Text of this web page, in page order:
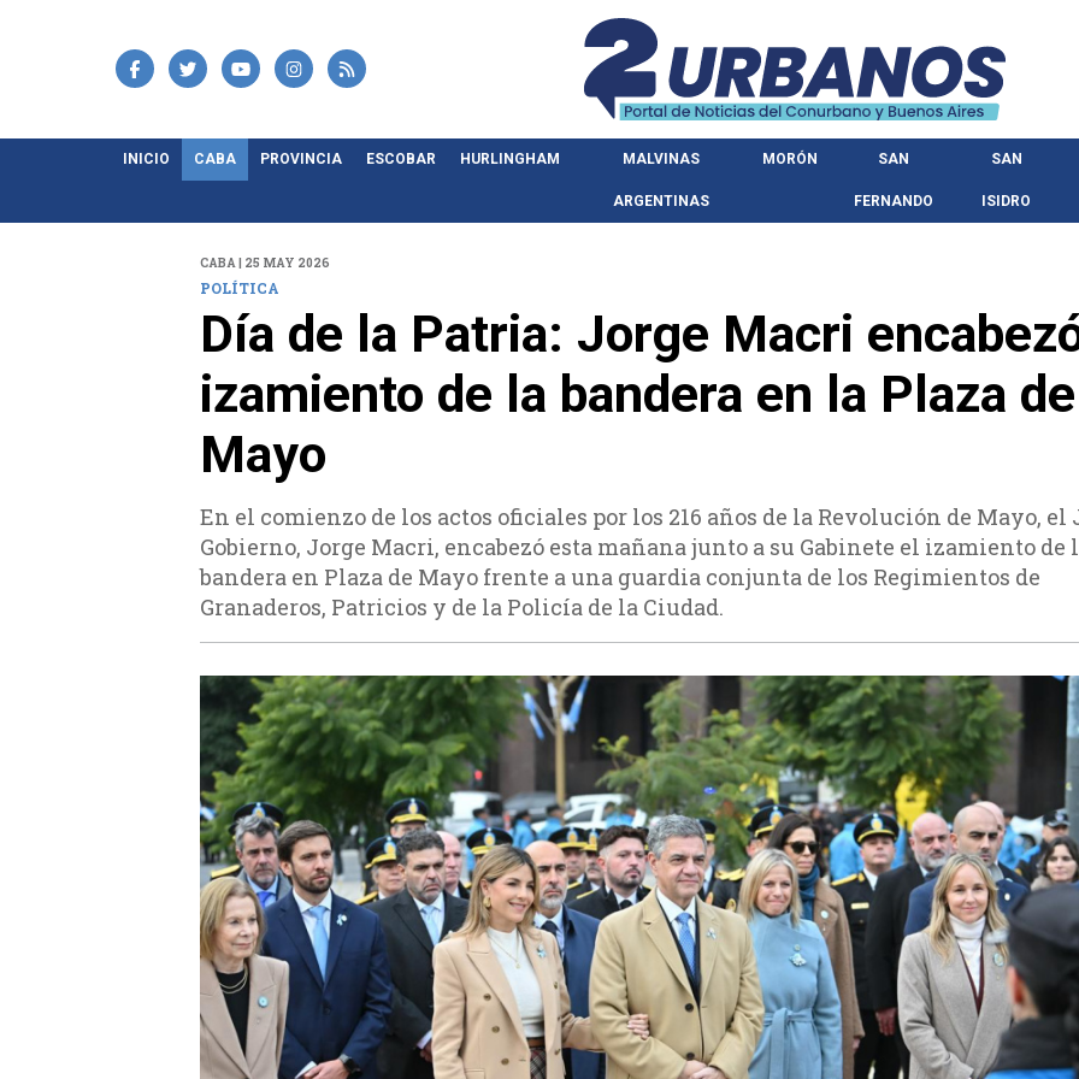
INICIO CABA PROVINCIA ESCOBAR HURLINGHAM MALVINAS
ARGENTINAS
MORÓN SAN
FERNANDO
SAN
ISIDRO
CABA | 25 MAY 2026
POLÍTICA
Día de la Patria: Jorge Macri
izamiento de la bandera en la Plaza de
Mayo
En el comienzo de los actos oficiales por los 216 años de la Revolución de Mayo, el
Gobierno, Jorge Macri, encabezó esta mañana junto a su Gabinete el izamiento de
bandera en Plaza de Mayo frente a una guardia conjunta de los Regimientos de
Granaderos, Patricios y de la Policía de la Ciudad.